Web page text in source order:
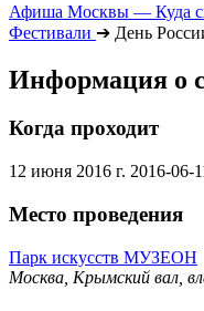
Афиша Москвы — Куда
Фестивали ➔ День
Информация о
Когда проходит
12 июня 2016 г. 2016-06-
Место проведения
Парк искусств МУЗЕОН
Москва, Крымский вал,